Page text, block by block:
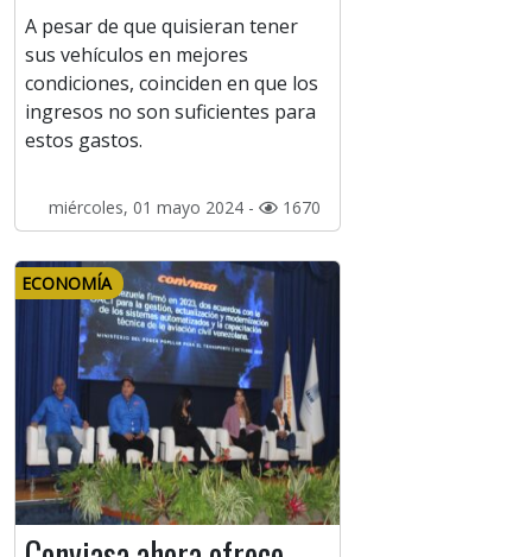
A pesar de que quisieran tener
sus vehículos en mejores
condiciones, coinciden en que los
ingresos no son suficientes para
estos gastos.
miércoles, 01 mayo 2024 - 1670
ECONOMÍA